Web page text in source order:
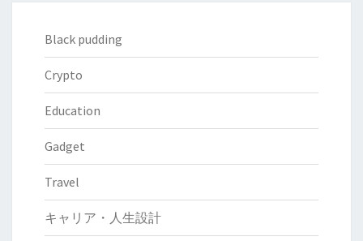
Black pudding
Crypto
Education
Gadget
Travel
キャリア・人生設計